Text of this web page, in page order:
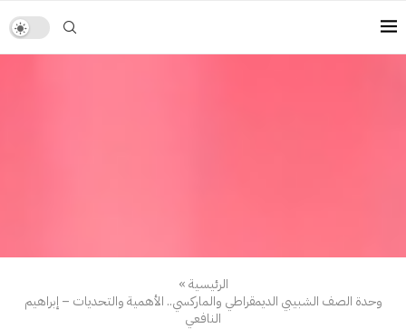
الرئيسية»
وحدة الصف الشبيبي الديمقراطي والماركسي.. الأهمية والتحديات – إبراهيم
النافعي